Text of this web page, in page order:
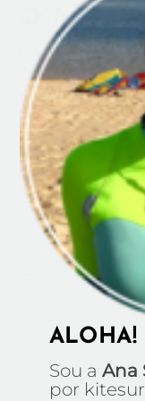
ALOHA!
Sou a Ana
por